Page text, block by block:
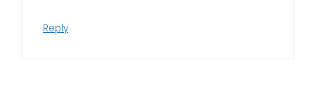
Reply